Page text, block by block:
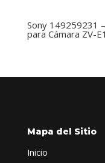
Sony 149259231
para Cámara ZV-
Mapa del Sitio
Inicio